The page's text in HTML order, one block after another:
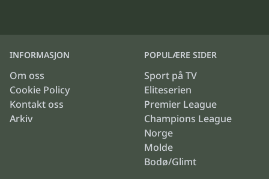
INFORMASJON
Om oss
Cookie Policy
Kontakt oss
Arkiv
POPULÆRE SIDER
Sport på TV
Eliteserien
Premier League
Champions League
Norge
Molde
Bodø/Glimt